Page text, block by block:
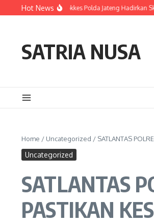
Skip to content
Hot News
TB, Biddokkes Polda Jateng Hadirkan Skrining
SATRIA NUSA
Home / Uncategorized / SATLANTAS
Uncategorized
SATLANTAS
PASTIKAN